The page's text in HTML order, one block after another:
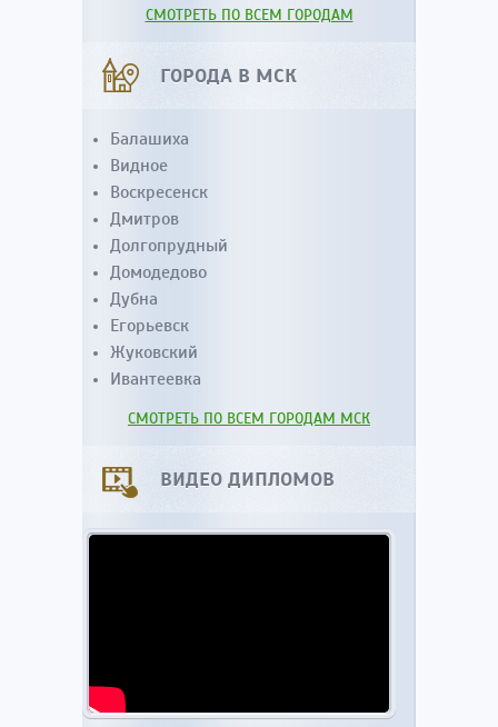
СМОТРЕТЬ ПО ВСЕМ ГОРОДАМ
ГОРОДА В МСК
Балашиха
Видное
Воскресенск
Дмитров
Долгопрудный
Домодедово
Дубна
Егорьевск
Жуковский
Ивантеевка
СМОТРЕТЬ ПО ВСЕМ ГОРОДАМ МСК
ВИДЕО ДИПЛОМОВ